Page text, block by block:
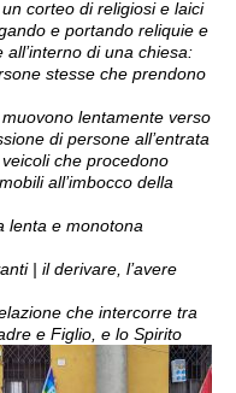
corteo di religiosi e laici
e portando reliquie e
di una chiesa:
stesse che prendono
lentamente verso
di persone all’entrata
che procedono
all’imbocco della
lenta e monotona
| il derivare, l’avere
che intercorre tra
e Figlio, e lo Spirito